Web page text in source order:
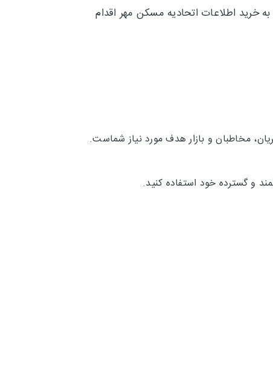
خرید اطلاعات اتحادیه مسکن مهر اقدام
مخاطبان و بازار هدف مورد نیاز شماست.
و گسترده خود استفاده کنید.